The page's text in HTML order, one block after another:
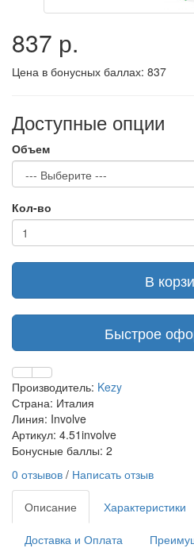
837 р.
Цена в бонусных баллах: 837
Доступные опции
Объем
Кол-во
В
Быстрое
Производитель: Kezy
Страна: Италия
Линия: Involve
Артикул: 4.51involve
Бонусные баллы: 2
0 отзывов / Написать отзыв
Описание Характеристики
Доставка и Оплата